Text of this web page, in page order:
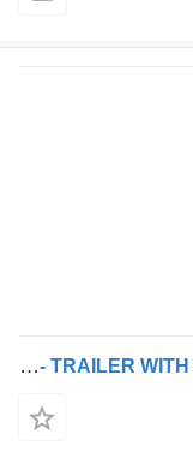
Doğumak LPG SEMI - TRAILER WITH 3 SAF AXLES WITH ACCESSORIES